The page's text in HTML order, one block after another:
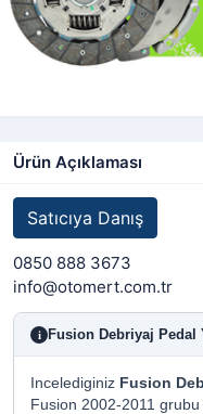
Ürün Açıklaması
Satıcıya Danış
0850 888 3673
info@otomert.com.tr
i Fusion Debriyaj Pedal
Incelediginiz Fusion
Fusion 2002-2011